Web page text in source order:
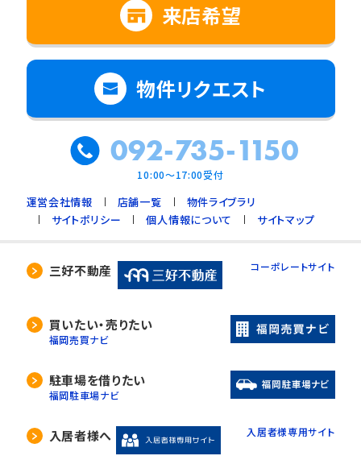
来店希望
物件リクエスト
092-735-1150
10:00～17:00受付
運営会社情報 店舗一覧
物件ライブラリ
サイトポリシー
個人情報について サイトマップ
三好不動産 コーポレートサイト
買いたい・売りたい
福岡売買ナビ
駐車場を借りたい
福岡駐車場ナビ
入居者様へ 入居者様専用サイト